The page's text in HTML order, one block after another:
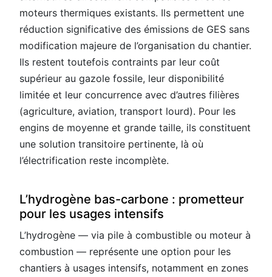
moteurs thermiques existants. Ils permettent une
réduction significative des émissions de GES sans
modification majeure de l’organisation du chantier.
Ils restent toutefois contraints par leur coût
supérieur au gazole fossile, leur disponibilité
limitée et leur concurrence avec d’autres filières
(agriculture, aviation, transport lourd). Pour les
engins de moyenne et grande taille, ils constituent
une solution transitoire pertinente, là où
l’électrification reste incomplète.
L’hydrogène bas-carbone : prometteur
pour les usages intensifs
L’hydrogène — via pile à combustible ou moteur à
combustion — représente une option pour les
chantiers à usages intensifs, notamment en zones